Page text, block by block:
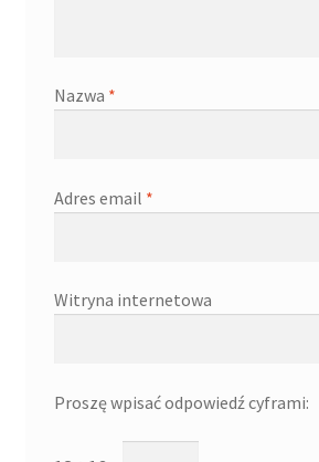
Nazwa *
Adres email *
Witryna internetowa
Proszę wpisać odpowiedź cyframi: